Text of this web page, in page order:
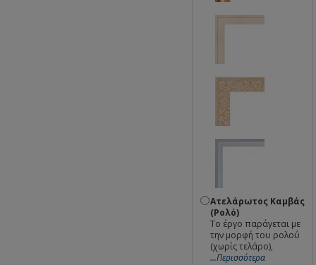
Ατελάρωτος Καμβάς
(Ρολό)
Το έργο παράγεται με
την μορφή του ρολού
(χωρίς τελάρο),
...Περισσότερα